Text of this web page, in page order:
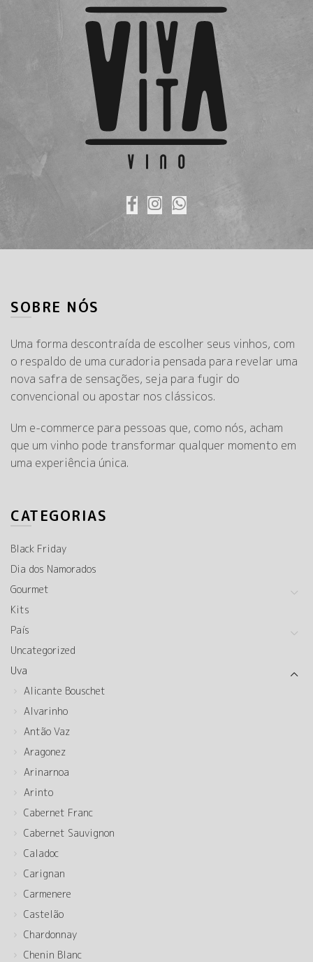
SOBRE NÓS
Uma forma descontraída de escolher seus vinhos, com
o respaldo de uma curadoria pensada para revelar uma
nova safra de sensações, seja para fugir do
convencional ou apostar nos clássicos.
Um e-commerce para pessoas que, como nós, acham
que um vinho pode transformar qualquer momento em
uma experiência única.
CATEGORIAS
Black Friday
Dia dos Namorados
Gourmet
Kits
País
Uncategorized
Uva
Alicante Bouschet
Alvarinho
Antão Vaz
Aragonez
Arinarnoa
Arinto
Cabernet Franc
Cabernet Sauvignon
Caladoc
Carignan
Carmenere
Castelão
Chardonnay
Chenin Blanc